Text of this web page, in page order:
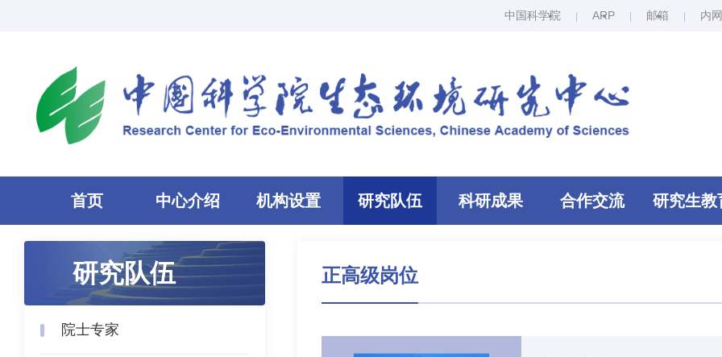
中国科学院 ARP 邮箱 内
首页 中心介绍 机构设置 研究队伍 科研成果 合作交流 研究生教
研究队伍
院士专家
正高级岗位